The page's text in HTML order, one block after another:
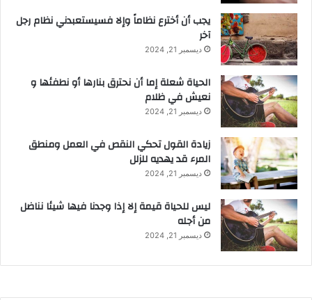
يجب أن أخترع نظاماً وإلا فسيستعبدني نظام رجل
آخر
ديسمبر 21, 2024
الحياة شعلة إما أن نحترق بنارها أو نطفئها و
نعيش في ظلام
ديسمبر 21, 2024
زيادة القول تحكي النقص في العمل ومنطق
المرء قد يهديه للزلل
ديسمبر 21, 2024
ليس للحياة قيمة إلا إذا وجدنا فيها شيئا نناضل
من أجله
ديسمبر 21, 2024